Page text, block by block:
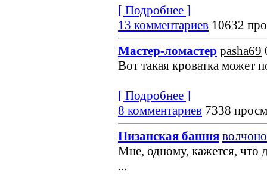
[ Подробнее ]
13 комментариев 10632
Мастер-ломастер pasha69
Вот такая кроватка может
[ Подробнее ]
8 комментариев 7338
Пизанская башня
Мне, одному, кажется, что
...